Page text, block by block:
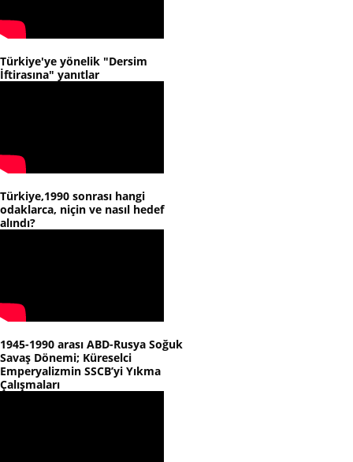
Türkiye'ye yönelik "Dersim
İftirasına" yanıtlar
Türkiye,1990 sonrası hangi
odaklarca, niçin ve nasıl hedef
alındı?
1945-1990 arası ABD-Rusya Soğuk
Savaş Dönemi; Küreselci
Emperyalizmin SSCB’yi Yıkma
Çalışmaları